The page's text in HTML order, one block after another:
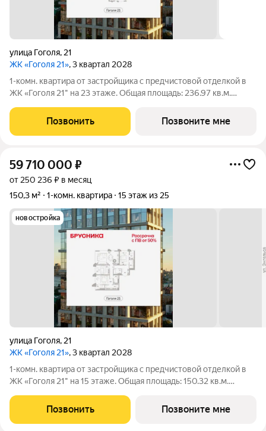
улица Гоголя, 21
ЖК «Гоголя 21», 3 квартал 2028
1-комн. квартира от застройщика с предчистовой отделкой в
ЖК «Гоголя 21" на 23 этаже. Общая площадь: 236.97 кв.м.
спальней в проекте Гоголя 21. Особенности планировки: окна в
пол, панорамное
Позвонить Позвоните мне
59 710 000 ₽
от 250 236 ₽ в месяц
150,3 м²
1-комн. квартира 15 этаж из 25
новостройка
улица Гоголя, 21
ЖК «Гоголя 21», 3 квартал 2028
1-комн. квартира от застройщика с предчистовой отделкой в
ЖК «Гоголя 21" на 15 этаже. Общая площадь: 150.32 кв.м.
спальней в проекте Гоголя 21. Особенности планировки: окна в
пол, панорамное
Позвонить Позвоните мне